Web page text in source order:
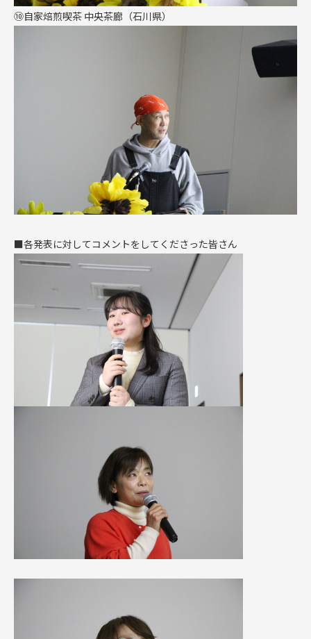
⑩自家焙煎喫茶 中央茶廊（石川県）
■各発表に対してコメントをしてくださった皆さん